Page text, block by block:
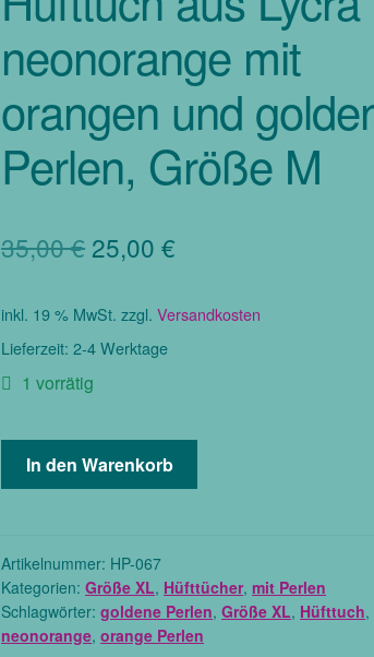
neonorange mit
orangen und
Perlen, Größe M
35,00€ Ursprünglicher
war:
35,00 €
25,00€
ist:
inkl. 19 % MwSt. zzgl.Versandkosten
Lieferzeit:2-4 Werktage
1 vorrätig
Hüfttuch
aus
neonorange
mit
orangen
und
In den Warenkorb
Artikelnummer: HP-067
Kategorien:Größe XL, Hüfttücher,mit Perlen
Schlagwörter:goldene Perlen,Größe XL, Hüfttuch,
neonorange,orange Perlen